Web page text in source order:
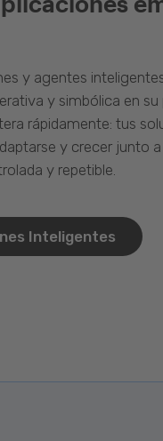
y agentes
y simbólica en su
rápidamente: tus
y crecer junto
y repetible.
Inteligentes